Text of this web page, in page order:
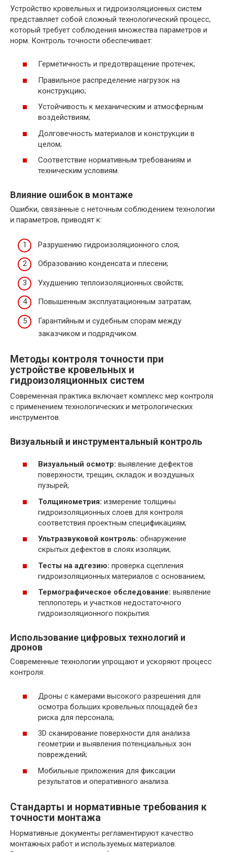
Устройство кровельных и гидроизоляционных систем
представляет собой сложный технологический процесс,
который требует соблюдения множества параметров и
норм. Контроль точности обеспечивает:
Герметичность и предотвращение протечек;
Правильное распределение нагрузок на
конструкцию;
Устойчивость к механическим и атмосферным
воздействиям;
Долговечность материалов и конструкции в
целом;
Соответствие нормативным требованиям и
техническим условиям.
Влияние ошибок в монтаже
Ошибки, связанные с неточным соблюдением технологии
и параметров, приводят к:
Разрушению гидроизоляционного слоя;
Образованию конденсата и плесени;
Ухудшению теплоизоляционных свойств;
Повышенным эксплуатационным затратам;
Гарантийным и судебным спорам между
заказчиком и подрядчиком.
Методы контроля точности при
устройстве кровельных и
гидроизоляционных систем
Современная практика включает комплекс мер контроля
с применением технологических и метрологических
инструментов.
Визуальный и инструментальный контроль
Визуальный осмотр: выявление дефектов
поверхности, трещин, складок и воздушных
пузырей;
Толщинометрия: измерение толщины
гидроизоляционных слоев для контроля
соответствия проектным спецификациям;
Ультразвуковой контроль: обнаружение
скрытых дефектов в слоях изоляции;
Тесты на адгезию: проверка сцепления
гидроизоляционных материалов с основанием;
Термографическое обследование: выявление
теплопотерь и участков недостаточного
гидроизоляционного покрытия.
Использование цифровых технологий и
дронов
Современные технологии упрощают и ускоряют процесс
контроля:
Дроны с камерами высокого разрешения для
осмотра больших кровельных площадей без
риска для персонала;
3D сканирование поверхности для анализа
геометрии и выявления потенциальных зон
повреждений;
Мобильные приложения для фиксации
результатов и оперативного анализа.
Стандарты и нормативные требования к
точности монтажа
Нормативные документы регламентируют качество
монтажных работ и используемых материалов.